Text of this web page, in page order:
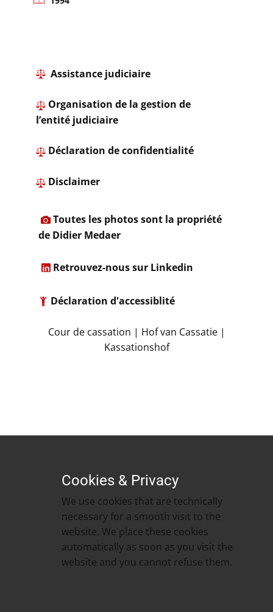
​ Assistance judiciaire
Organisation de la gestion de
l’entité judiciaire
​ ​Déclaration de confidentialité
Disclaimer
Toutes les photos sont la propriété
de Didier Medaer​
Retrouvez-nous sur Linkedin
Déclaration d'accessiblité
​Cour de cassation | Hof van Cassatie |
Kassationshof
Cookies & Privacy
We use cookies that are technically
necessary for a smooth visit to the
website. We place these cookies
automatically as soon as you visit the
website and you cannot refuse them. ​